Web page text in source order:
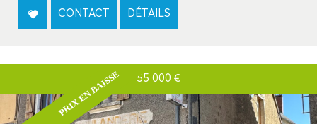
CONTACT DÉTAILS
PRIX EN BAISSE 55 000 €